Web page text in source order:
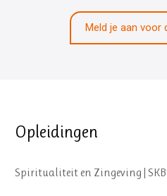
Meld je aan voor
Opleidingen
Spiritualiteit en Zingeving | SKB